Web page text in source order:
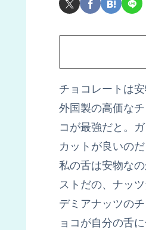
チョコレートは
外国製の高価な
コが最強だと。
カットが良いのだ
私の舌は安物な
ストだの、ナッ
デミアナッツの
ョコが自分の舌